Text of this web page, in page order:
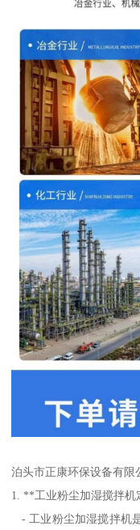
泊头市正康环保设备有限
1. **工业粉尘加湿搅拌
- 工业粉尘加湿搅拌机